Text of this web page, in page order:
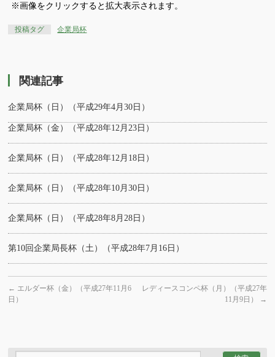
※画像をクリックすると拡大表示されます。
投稿タグ 企業局杯
関連記事
企業局杯（日）（平成29年4月30日）
企業局杯（金）（平成28年12月23日）
企業局杯（日）（平成28年12月18日）
企業局杯（日）（平成28年10月30日）
企業局杯（日）（平成28年8月28日）
第10回企業局長杯（土）（平成28年7月16日）
← エルダー杯（金）（平成27年11月6
日）
レディースコンペ杯（月）（平成27年
11月9日）
→